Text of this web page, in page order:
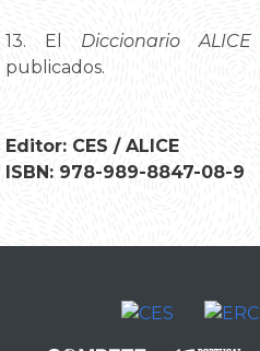
13. El Diccionario ALICE
publicados.
Editor: CES / ALICE
ISBN: 978-989-8847-08-9